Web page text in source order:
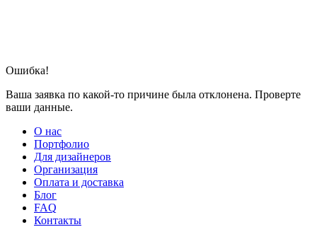
Ошибка!
Ваша заявка по какой-то причине была отклонена. Проверте
ваши данные.
О нас
Портфолио
Для дизайнеров
Организация
Оплата и доставка
Блог
FAQ
Контакты